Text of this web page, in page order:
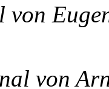
von
von